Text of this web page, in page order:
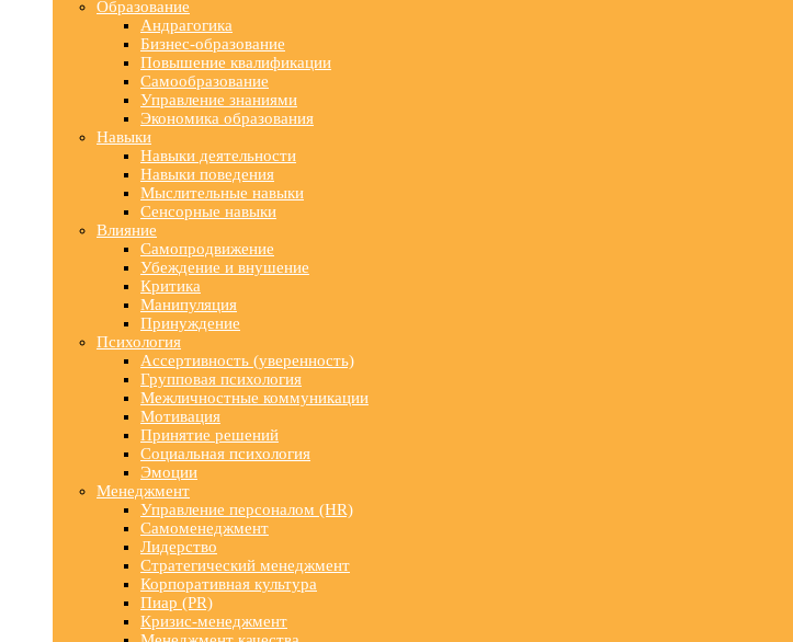
Образование
Андрагогика
Бизнес-образование
Повышение квалификации
Самообразование
Управление знаниями
Экономика образования
Навыки
Навыки деятельности
Навыки поведения
Мыслительные навыки
Сенсорные навыки
Влияние
Самопродвижение
Убеждение и внушение
Критика
Манипуляция
Принуждение
Психология
Ассертивность (уверенность)
Групповая психология
Межличностные коммуникации
Мотивация
Принятие решений
Социальная психология
Эмоции
Менеджмент
Управление персоналом (HR)
Самоменеджмент
Лидерство
Стратегический менеджмент
Корпоративная культура
Пиар (PR)
Кризис-менеджмент